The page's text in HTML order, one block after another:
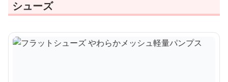
シューズ